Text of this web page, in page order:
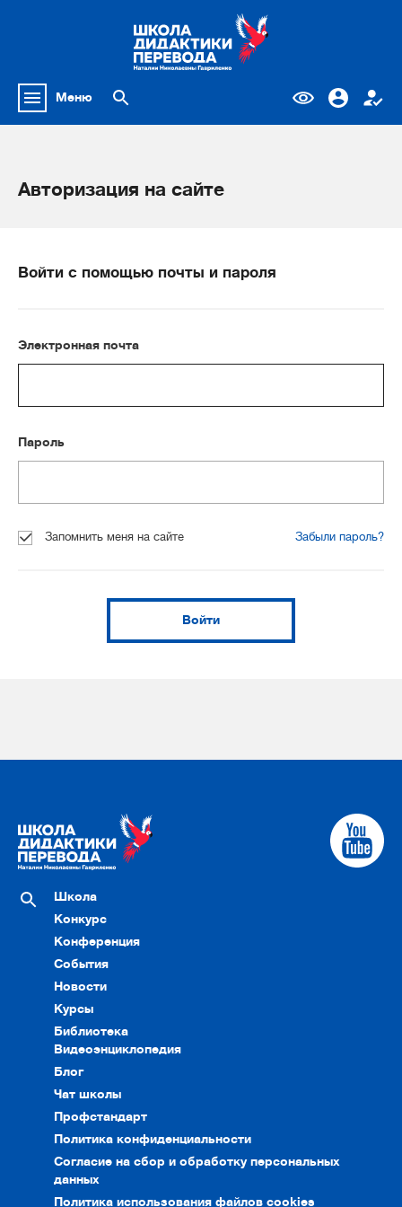
Меню
Авторизация на сайте
Войти с помощью почты и пароля
Электронная почта
Пароль
Запомнить меня на сайте Забыли пароль?
Войти
Школа
Конкурс
Конференция
События
Новости
Курсы
Библиотека
Видеоэнциклопедия
Блог
Чат школы
Профстандарт
Политика конфиденциальности
Согласие на сбор и обработку персональных
данных
Политика использования файлов cookies